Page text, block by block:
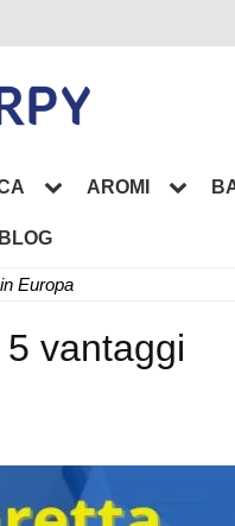
AROMI
BLOG
Europa
vantaggi